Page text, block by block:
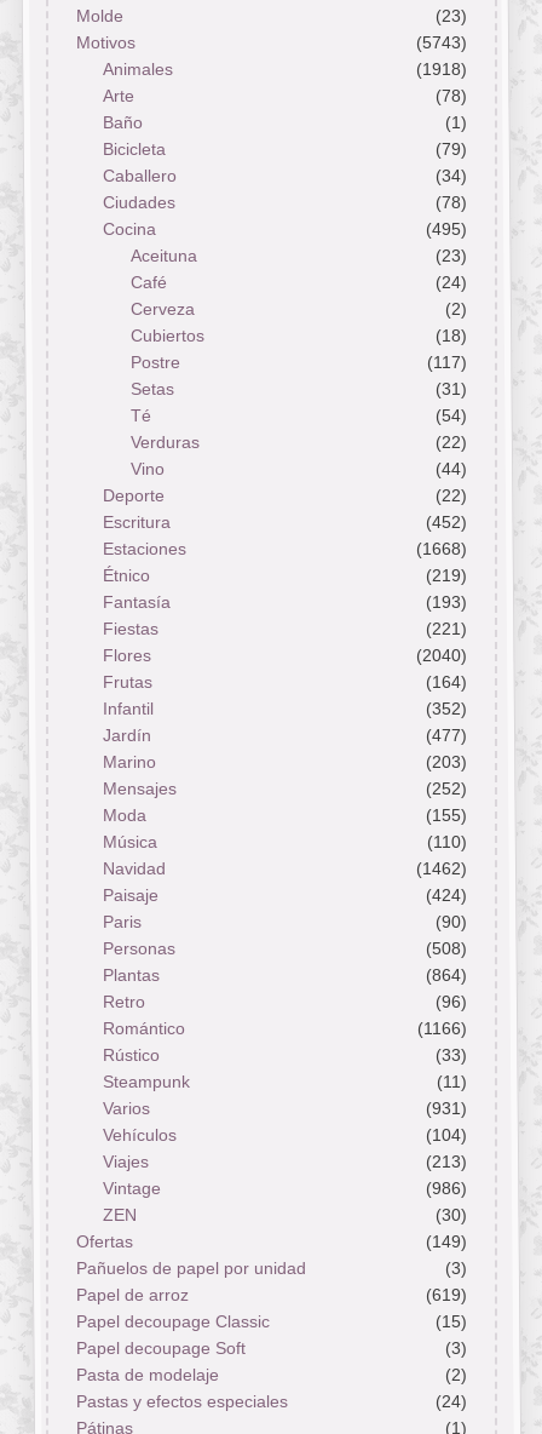
Molde
(23)
Motivos
(5743)
Animales
(1918)
Arte
(78)
Baño
(1)
Bicicleta
(79)
Caballero
(34)
Ciudades
(78)
Cocina
(495)
Aceituna
(23)
Café
(24)
Cerveza
(2)
Cubiertos
(18)
Postre
(117)
Setas
(31)
Té
(54)
Verduras
(22)
Vino
(44)
Deporte
(22)
Escritura
(452)
Estaciones
(1668)
Étnico
(219)
Fantasía
(193)
Fiestas
(221)
Flores
(2040)
Frutas
(164)
Infantil
(352)
Jardín
(477)
Marino
(203)
Mensajes
(252)
Moda
(155)
Música
(110)
Navidad
(1462)
Paisaje
(424)
Paris
(90)
Personas
(508)
Plantas
(864)
Retro
(96)
Romántico
(1166)
Rústico
(33)
Steampunk
(11)
Varios
(931)
Vehículos
(104)
Viajes
(213)
Vintage
(986)
ZEN
(30)
Ofertas
(149)
Pañuelos de papel por unidad
(3)
Papel de arroz
(619)
Papel decoupage Classic
(15)
Papel decoupage Soft
(3)
Pasta de modelaje
(2)
Pastas y efectos especiales
(24)
Pátinas
(1)